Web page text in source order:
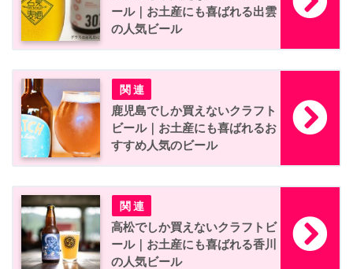
ール｜お土産にも喜ばれる出雲
の人気ビール
鹿児島でしか買えないクラフト
ビール｜お土産にも喜ばれるお
すすめ人気のビール
高松でしか買えないクラフトビ
ール｜お土産にも喜ばれる香川
の人気ビール